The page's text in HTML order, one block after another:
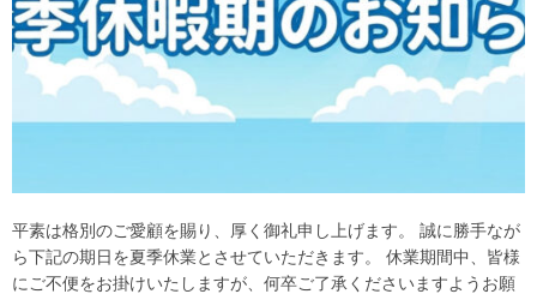
平素は格別のご愛顧を賜り、厚く御礼申し上げます。 誠に勝手なが
ら下記の期日を夏季休業とさせていただきます。 休業期間中、皆様
にご不便をお掛けいたしますが、何卒ご了承くださいますようお願